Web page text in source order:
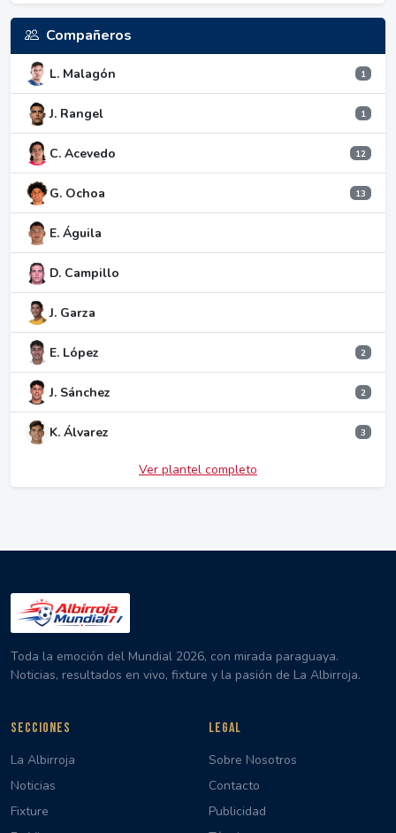
Compañeros
L. Malagón 1
J. Rangel 1
C. Acevedo 12
G. Ochoa 13
E. Águila
D. Campillo
J. Garza
E. López 2
J. Sánchez 2
K. Álvarez 3
Ver plantel completo
Toda la emoción del Mundial 2026, con mirada paraguaya.
Noticias, resultados en vivo, fixture y la pasión de La Albirroja.
SECCIONES
La Albirroja
Noticias
Fixture
LEGAL
Sobre Nosotros
Contacto
Publicidad